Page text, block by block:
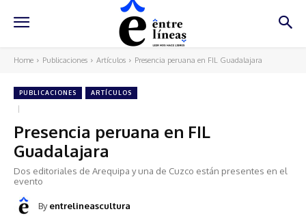
Home Publicaciones Artículos Presencia peruana en FIL Guadalajara
PUBLICACIONES ARTÍCULOS
Presencia peruana en FIL
Guadalajara
Dos editoriales de Arequipa y una de Cuzco están presentes en el
evento
By entrelineascultura